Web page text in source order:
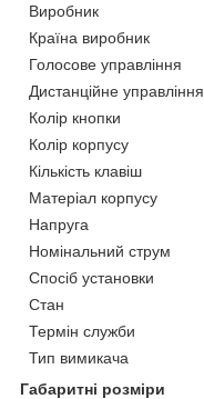
Виробник
Країна виробник
Голосове управління
Дистанційне управління
Колір кнопки
Колір корпусу
Кількість клавіш
Матеріал корпусу
Напруга
Номінальний струм
Спосіб установки
Стан
Термін служби
Тип вимикача
Габаритні розміри